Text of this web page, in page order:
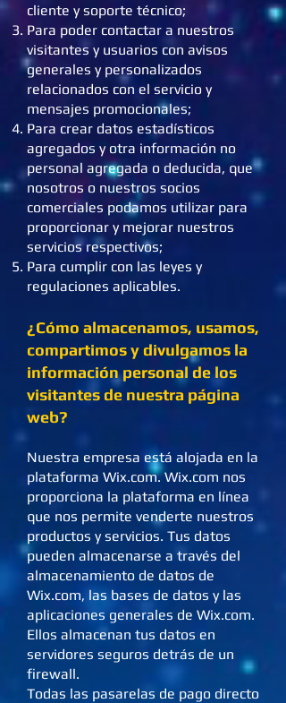
cliente y soporte técnico;
Para poder contactar a nuestros
visitantes y usuarios con avisos
generales y personalizados
relacionados con el servicio y
mensajes promocionales;
Para crear datos estadísticos
agregados y otra información no
personal agregada o deducida, que
nosotros o nuestros socios
comerciales podamos utilizar para
proporcionar y mejorar nuestros
servicios respectivos;
Para cumplir con las leyes y
regulaciones aplicables.
¿Cómo almacenamos, usamos,
compartimos y divulgamos la
información personal de los
visitantes de nuestra página
web?
Nuestra empresa está alojada en la
plataforma Wix.com. Wix.com nos
proporciona la plataforma en línea
que nos permite venderte nuestros
productos y servicios. Tus datos
pueden almacenarse a través del
almacenamiento de datos de
Wix.com, las bases de datos y las
aplicaciones generales de Wix.com.
Ellos almacenan tus datos en
servidores seguros detrás de un
firewall.
Todas las pasarelas de pago directo